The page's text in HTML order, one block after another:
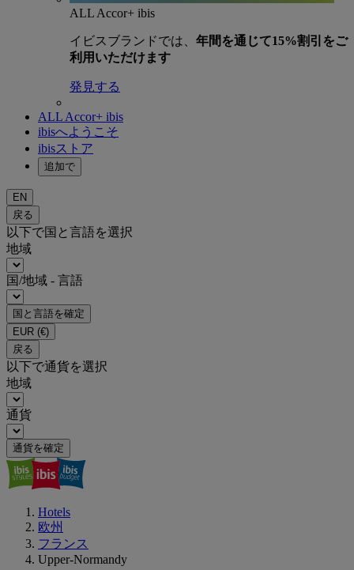
ALL Accor+ ibis
イビスブランドでは、 年間を通じて15%割引をご
利用いただけます
発見する
ALL Accor+ ibis
ibisへようこそ
ibisストア
追加で
EN
戻る
以下で国と言語を選択
地域
国/地域 - 言語
国と言語を確定
EUR (€)
戻る
以下で通貨を選択
地域
通貨
通貨を確定
Hotels
欧州
フランス
Upper-Normandy